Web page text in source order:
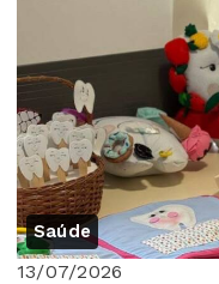
Saúde
13/07/2026